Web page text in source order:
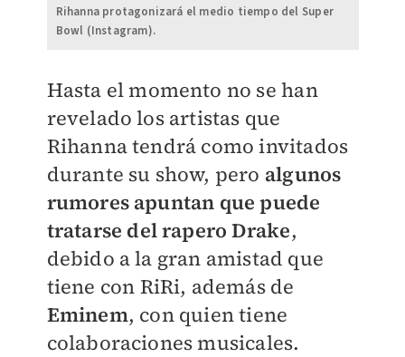
Rihanna protagonizará el medio tiempo del Super
Bowl (Instagram).
Hasta el momento no se han
revelado los artistas que
Rihanna tendrá como invitados
durante su show, pero algunos
rumores apuntan que puede
tratarse del rapero Drake,
debido a la gran amistad que
tiene con RiRi, además de
Eminem, con quien tiene
colaboraciones musicales.